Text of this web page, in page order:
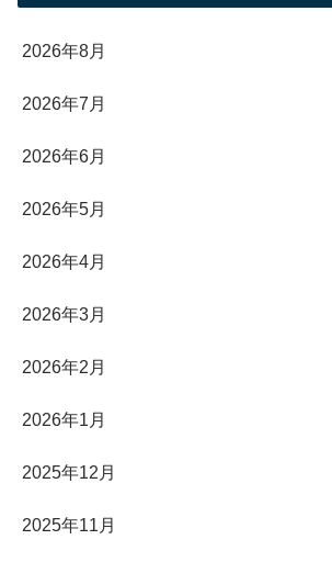
2026年8月
2026年7月
2026年6月
2026年5月
2026年4月
2026年3月
2026年2月
2026年1月
2025年12月
2025年11月